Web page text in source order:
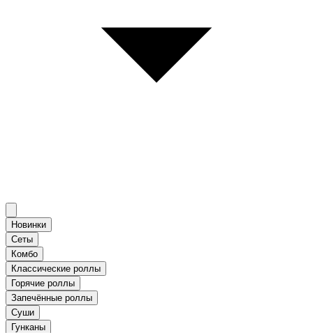
Новинки
Сеты
Комбо
Классические роллы
Горячие роллы
Запечённые роллы
Суши
Гунканы